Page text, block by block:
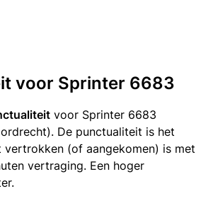
voor Sprinter 6683
voor Sprinter 6683
De punctualiteit is het
vertrokken (of aangekomen) is met
vertraging. Een hoger